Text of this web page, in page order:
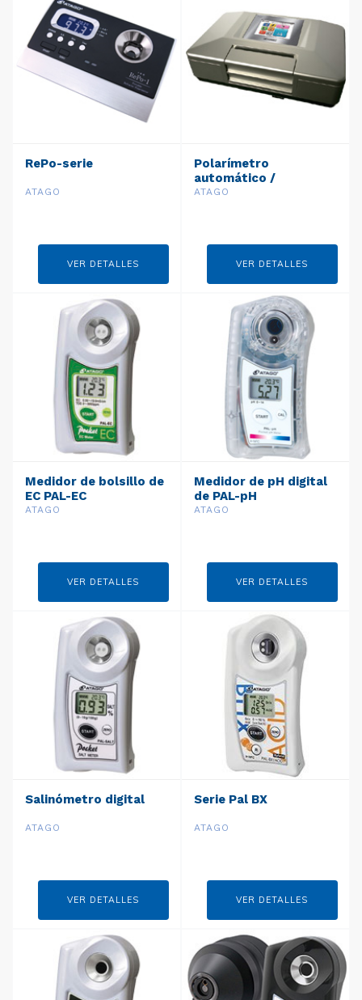
RePo-serie
ATAGO
VER DETALLES
Polarímetro
automático /
Sacarímetro SAC-i
ATAGO
VER DETALLES
Medidor de bolsillo de
EC PAL-EC
ATAGO
VER DETALLES
Medidor de pH digital
de PAL-pH
ATAGO
VER DETALLES
Salinómetro digital
ATAGO
VER DETALLES
Serie Pal BX
ATAGO
VER DETALLES